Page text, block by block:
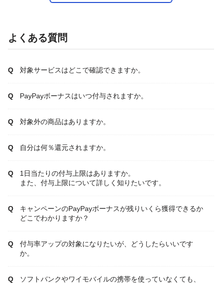
よくある質問
対象サービスはどこで確認できますか。
PayPayボーナスはいつ付与されますか。
対象外の商品はありますか。
自分は何％還元されますか。
1日当たりの付与上限はありますか。
また、付与上限について詳しく知りたいです。
キャンペーンのPayPayボーナスが残りいくら獲得できるか
どこでわかりますか？
付与率アップの対象になりたいが、どうしたらいいです
か。
ソフトバンクやワイモバイルの携帯を使っていなくても、